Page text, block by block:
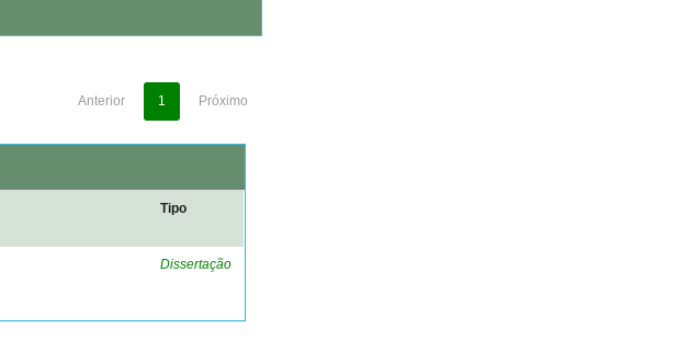
Anterior 1 Próximo
Tipo
Dissertação